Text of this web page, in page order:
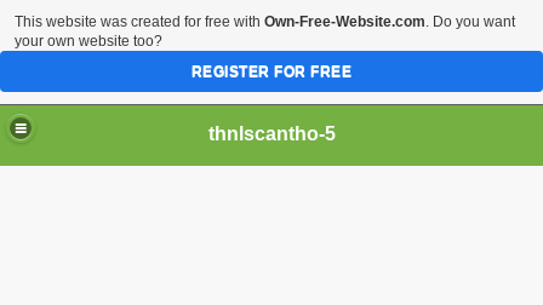
thnlscantho-5
This website was created for free with Own-Free-Website.com. Do you want
your own website too?
REGISTER FOR FREE